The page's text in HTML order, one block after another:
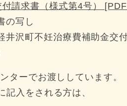
請求書（様式第4号）
の写し
井沢町不妊治療費補助金交
ターでお渡ししています。
記入をされる方は、